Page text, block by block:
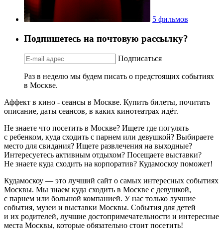
5 фильмов
Подпишетесь на почтовую рассылку?
Подписаться
Раз в неделю мы будем писать о предстоящих событиях
в Москве.
Аффект в кино - сеансы в Москве. Купить билеты, почитать
описание, даты сеансов, в каких кинотеатрах идёт.
Не знаете что посетить в Москве? Ищете где погулять
с ребенком, куда сходить с парнем или девушкой? Выбираете
место для свидания? Ищете развлечения на выходные?
Интересуетесь активным отдыхом? Посещаете выставки?
Не знаете куда сходить на корпоратив? Кудамоскоу поможет!
Кудамоскоу — это лучший сайт о самых интересных событиях
Москвы. Мы знаем куда сходить в Москве с девушкой,
с парнем или большой компанией. У нас только лучшие
события, музеи и выставки Москвы. События для детей
и их родителей, лучшие достопримечательности и интересные
места Москвы, которые обязательно стоит посетить!